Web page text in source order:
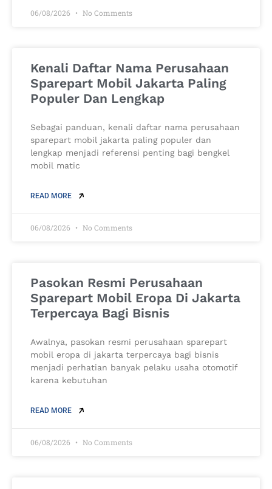
06/08/2026 No Comments
Kenali Daftar Nama Perusahaan
Sparepart Mobil Jakarta Paling
Populer Dan Lengkap
Sebagai panduan, kenali daftar nama perusahaan
sparepart mobil jakarta paling populer dan
lengkap menjadi referensi penting bagi bengkel
mobil matic
READ MORE
06/08/2026 No Comments
Pasokan Resmi Perusahaan
Sparepart Mobil Eropa Di Jakarta
Terpercaya Bagi Bisnis
Awalnya, pasokan resmi perusahaan sparepart
mobil eropa di jakarta terpercaya bagi bisnis
menjadi perhatian banyak pelaku usaha otomotif
karena kebutuhan
READ MORE
06/08/2026 No Comments